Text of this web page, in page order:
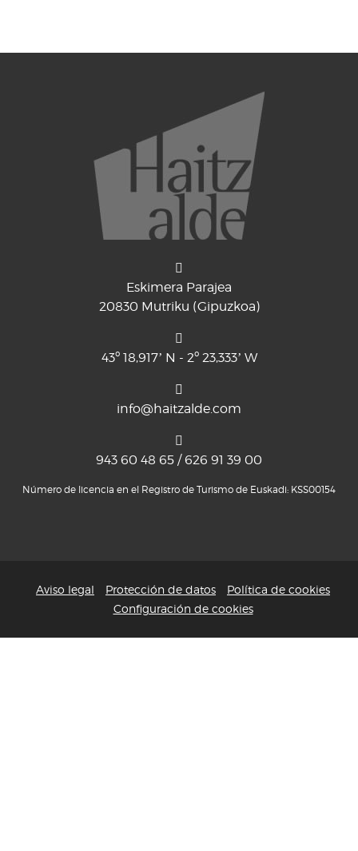
Eskimera Parajea
20830 Mutriku (Gipuzkoa)
43º 18,917’ N - 2º 23,333’ W
info@haitzalde.com
943 60 48 65 / 626 91 39 00
Número de licencia en el Registro de Turismo de Euskadi: KSS00154
Aviso legal Protección de datos
Política de cookies
Configuración de cookies